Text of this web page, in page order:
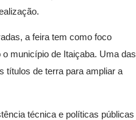
a feira tem como foco
município de Itaiçaba. Uma das
títulos de terra para ampliar a
técnica e políticas públicas